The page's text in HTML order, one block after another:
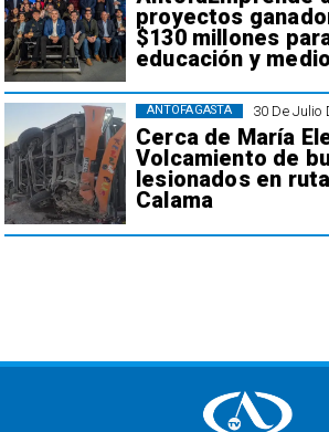
proyectos
$130 millones
educación y
30 De Julio
Cerca de María
Volcamiento de
lesionados en
Calama
ANTOFAGASTA